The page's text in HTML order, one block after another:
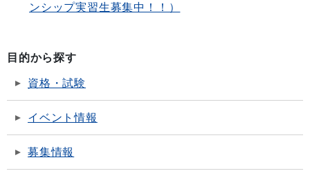
ンシップ実習生募集中！！）
目的から探す
資格・試験
イベント情報
募集情報